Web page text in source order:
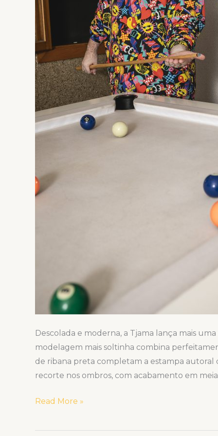
Descolada e moderna, a Tjama lança mais
modelagem mais soltinha combina
de ribana preta completam a estampa autoral
recorte nos ombros, com acabamento em
Read More »